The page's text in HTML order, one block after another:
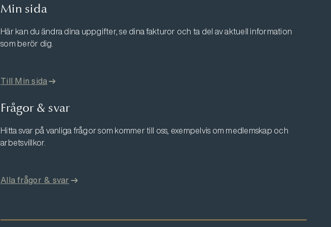
Min sida
Här kan du ändra dina uppgifter, se dina fakturor och ta del av aktuell information
som berör dig.
Till Min sida
Frågor & svar
Hitta svar på vanliga frågor som kommer till oss, exempelvis om medlemskap och
arbetsvillkor.
Alla frågor & svar